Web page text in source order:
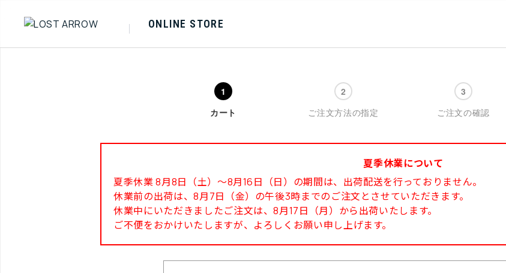
ONLINE STORE
カート ご注文方法の指定 ご注文の確認
夏季休業について
夏季休業 8月8日（土）～8月16日（日）の期間は、出荷配送を行っておりません。
休業前の出荷は、8月7日（金）の午後3時までのご注文とさせていただきます。
休業中にいただきましたご注文は、8月17日（月）から出荷いたします。
ご不便をおかけいたしますが、よろしくお願い申し上げます。